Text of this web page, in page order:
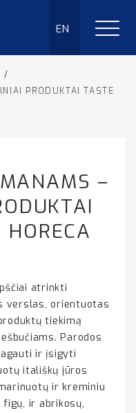
EN
/
PRODUKTAI TASTE
–
atrinkti
verslas, orientuotas
tiekimą
Parodos
ir įsigyti
itališkų jūros
ir kreminiu
ir abrikosų,